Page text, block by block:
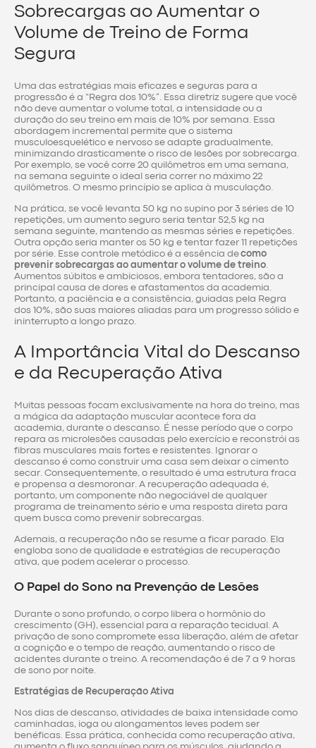
Sobrecargas ao Aumentar o
Volume de Treino de Forma
Segura
Uma das estratégias mais eficazes e seguras para a
progressão é a “Regra dos 10%”. Essa diretriz sugere que você
não deve aumentar o volume total, a intensidade ou a
duração do seu treino em mais de 10% por semana. Essa
abordagem incremental permite que o sistema
musculoesquelético e nervoso se adapte gradualmente,
minimizando drasticamente o risco de lesões por sobrecarga.
Por exemplo, se você corre 20 quilômetros em uma semana,
na semana seguinte o ideal seria correr no máximo 22
quilômetros. O mesmo princípio se aplica à musculação.
Na prática, se você levanta 50 kg no supino por 3 séries de 10
repetições, um aumento seguro seria tentar 52,5 kg na
semana seguinte, mantendo as mesmas séries e repetições.
Outra opção seria manter os 50 kg e tentar fazer 11 repetições
por série. Esse controle metódico é a essência decomo
prevenir sobrecargas ao aumentar o volume de treino
Aumentos súbitos e ambiciosos, embora tentadores, são a
principal causa de dores e afastamentos da academia.
Portanto, a paciência e a consistência, guiadas pela Regra
dos 10%, são suas maiores aliadas para um progresso sólido e
ininterrupto a longo prazo.
A Importância Vital do Descanso
e da Recuperação Ativa
Muitas pessoas focam exclusivamente na hora do treino, mas
a mágica da adaptação muscular acontece fora da
academia, durante o descanso. É nesse período que o corpo
repara as microlesões causadas pelo exercício e reconstrói as
fibras musculares mais fortes e resistentes. Ignorar o
descanso é como construir uma casa sem deixar o cimento
secar. Consequentemente, o resultado é uma estrutura fraca
e propensa a desmoronar. A recuperação adequada é,
portanto, um componente não negociável de qualquer
programa de treinamento sério e uma resposta direta para
quem busca como prevenir sobrecargas.
Ademais, a recuperação não se resume a ficar parado. Ela
engloba sono de qualidade e estratégias de recuperação
ativa, que podem acelerar o processo.
O Papel do Sono na Prevenção de Lesões
Durante o sono profundo, o corpo libera o hormônio do
crescimento (GH), essencial para a reparação tecidual. A
privação de sono compromete essa liberação, além de afetar
a cognição e o tempo de reação, aumentando o risco de
acidentes durante o treino. A recomendação é de 7 a 9 horas
de sono por noite.
Estratégias de Recuperação Ativa
Nos dias de descanso, atividades de baixa intensidade como
caminhadas, ioga ou alongamentos leves podem ser
benéficas. Essa prática, conhecida como recuperação ativa,